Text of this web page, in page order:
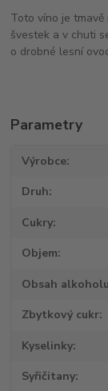
Toto víno je
švestek a v chuti
o drobné lesní
Parametry
Výrobce
Druh
Cukry
Objem
Obsah alkoholu
Zbytkový cukr
Kyselinky
Syřičitany